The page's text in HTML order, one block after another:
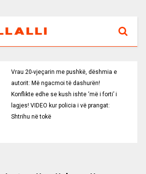
Vrau 20-vjeçarin me pushkë, dëshmia e
autorit: Më ngacmoi të dashurën!
Konflikte edhe se kush ishte ‘më i forti’ i
lagjes! VIDEO kur policia i vë prangat:
Shtrihu në tokë